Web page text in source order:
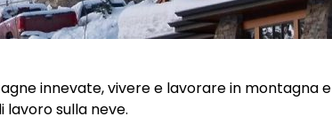
innevate, vivere e lavorare in montagna e
lavoro sulla neve.